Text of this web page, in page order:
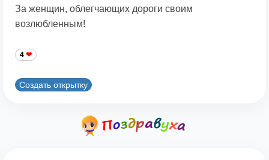
За женщин, облегчающих дороги своим
возлюбленным!
4
Создать открытку